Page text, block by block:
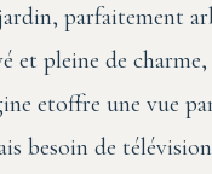
parfaitement
et pleine de
etoffre une vue
besoin de